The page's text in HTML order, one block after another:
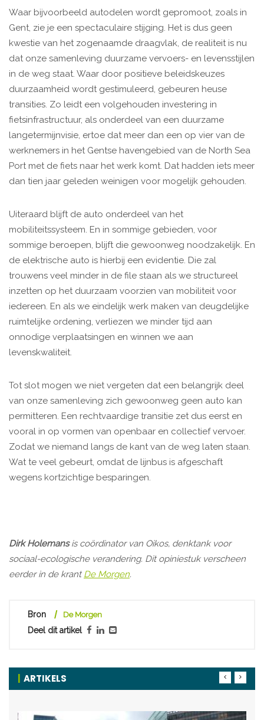
Waar bijvoorbeeld autodelen wordt gepromoot, zoals in
Gent, zie je een spectaculaire stijging. Het is dus geen
kwestie van het zogenaamde draagvlak, de realiteit is nu
dat onze samenleving duurzame vervoers- en levensstijlen
in de weg staat. Waar door positieve beleidskeuzes
duurzaamheid wordt gestimuleerd, gebeuren heuse
transities. Zo leidt een volgehouden investering in
fietsinfrastructuur, als onderdeel van een duurzame
langetermijnvisie, ertoe dat meer dan een op vier van de
werknemers in het Gentse havengebied van de North Sea
Port met de fiets naar het werk komt. Dat hadden iets meer
dan tien jaar geleden weinigen voor mogelijk gehouden.
Uiteraard blijft de auto onderdeel van het
mobiliteitssysteem. En in sommige gebieden, voor
sommige beroepen, blijft die gewoonweg noodzakelijk. En
de elektrische auto is hierbij een evidentie. Die zal
trouwens veel minder in de file staan als we structureel
inzetten op het duurzaam voorzien van mobiliteit voor
iedereen. En als we eindelijk werk maken van deugdelijke
ruimtelijke ordening, verliezen we minder tijd aan
onnodige verplaatsingen en winnen we aan
levenskwaliteit.
Tot slot mogen we niet vergeten dat een belangrijk deel
van onze samenleving zich gewoonweg geen auto kan
permitteren. Een rechtvaardige transitie zet dus eerst en
vooral in op vormen van openbaar en collectief vervoer.
Zodat we niemand langs de kant van de weg laten staan.
Wat te veel gebeurt, omdat de lijnbus is afgeschaft
wegens kortzichtige besparingen.
Dirk Holemansis coördinator van Oikos, denktank voor
sociaal-ecologische verandering. Dit opiniestuk verscheen
eerder in de krant De Morgen.
Bron De Morgen
Deel dit artikel
ARTIKELS